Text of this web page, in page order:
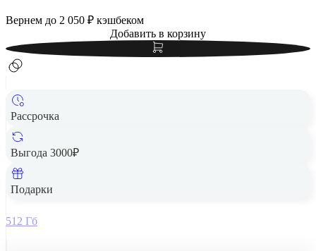
Вернем до 2 050 ₽ кэшбеком
Добавить в корзину
Рассрочка
Выгода 3000₽
Подарки
Apple iPad Air 13" (M2, 2024, 6 gen) Wi-Fi 512Gb Blue,
512 Гб